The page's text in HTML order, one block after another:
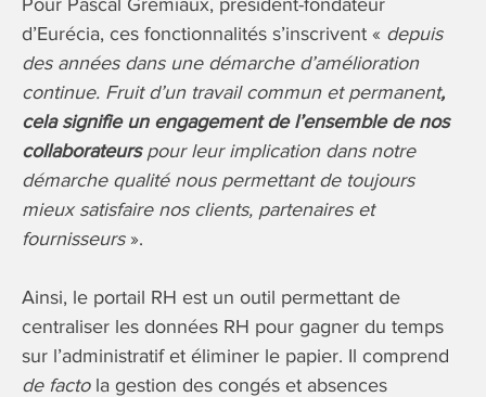
d’Eurécia, ces fonctionnalités s’inscrivent « depuis
des années dans une démarche d’amélioration
continue. Fruit d’un travail commun et permanent,
cela signifie un engagement de l’ensemble de nos
collaborateurspour leur implication dans notre
démarche qualité nous permettant de toujours
mieux satisfaire nos clients, partenaires et
fournisseurs».
Ainsi, le portail RH est un outil permettant de
centraliser les données RH pour gagner du temps
sur l’administratif et éliminer le papier. Il comprend
de factola gestion des congés et absences